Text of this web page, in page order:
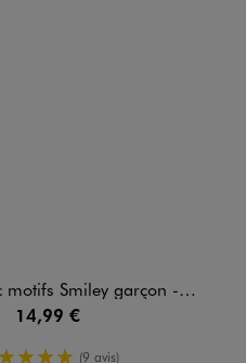
Smiley garçon - Smiley World
14,99 €
5/5 de moyenne
(9 avis)